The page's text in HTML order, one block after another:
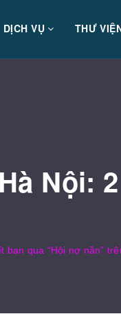
DỊCH VỤ THƯ
Nội:
qua “Hội nợ nần”